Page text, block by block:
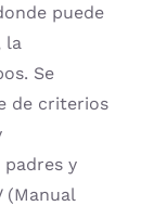
puede
la
Se
de criterios
y
(Manual